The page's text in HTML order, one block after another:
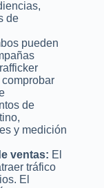
de
pueden
de
y medición
ventas: El
tráfico
El